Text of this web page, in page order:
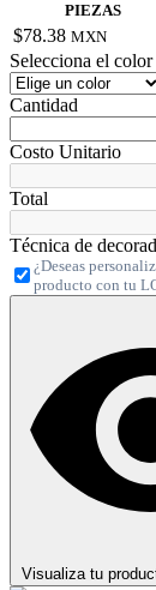
PIEZAS
$78.38 MXN
Selecciona el color
Cantidad
Costo Unitario
Total
Técnica de
¿Deseas
producto con tu
Visualiza tu